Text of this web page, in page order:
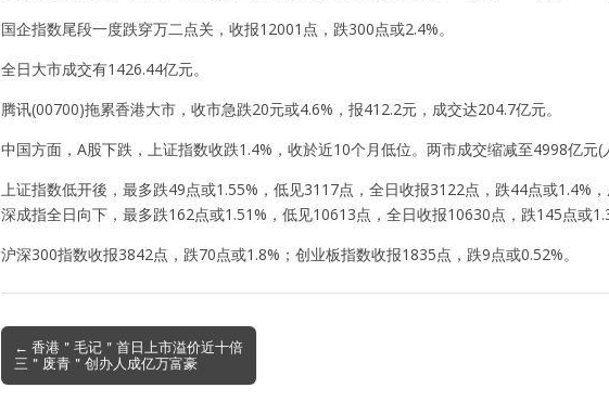
国企指数尾段一度跌穿万二点关，收报12001点，跌300点或2.4%。
全日大市成交有1426.44亿元。
腾讯(00700)拖累香港大市，收市急跌20元或4.6%，报412.2元，成交达204.7亿元。
中国方面，A股下跌，上证指数收跌1.4%，收於近10个月低位。两市成交缩减至4998亿元(
上证指数低开後，最多跌49点或1.55%，低见3117点，全日收报3122点，跌44点或1.4%，
深成指全日向下，最多跌162点或1.51%，低见10613点，全日收报10630点，跌145点或
沪深300指数收报3842点，跌70点或1.8%；创业板指数收报1835点，跌9点或0.52%。
Post
navigation
← 香港＂毛记＂首日上市溢价近十倍
三＂废青＂创办人成亿万富豪